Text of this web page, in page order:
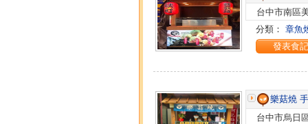
台中市南區
分類： 章魚
發表食記
樂菇燒
台中市烏日